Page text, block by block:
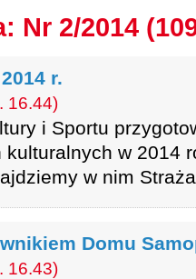
Nr 2/2014
r.
16.44)
i Sportu
w 2014
w nim
Domu
16.43)